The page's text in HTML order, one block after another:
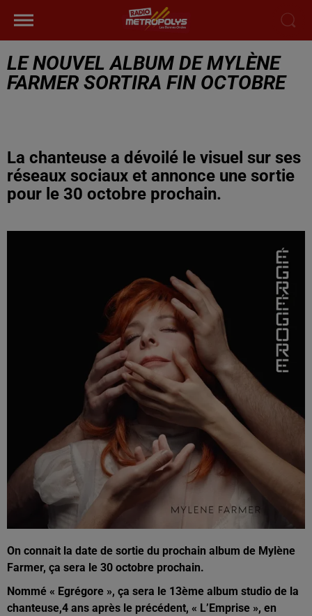
LE NOUVEL ALBUM DE MYLÈNE
FARMER SORTIRA FIN OCTOBRE
La chanteuse a dévoilé le visuel sur ses
réseaux sociaux et annonce une sortie
pour le 30 octobre prochain.
On connait la date de sortie du prochain album de Mylène
Farmer, ça sera le 30 octobre prochain.
Nommé « Egrégore », ça sera le 13ème album studio de la
chanteuse,4 ans après le précédent, « L’Emprise », en